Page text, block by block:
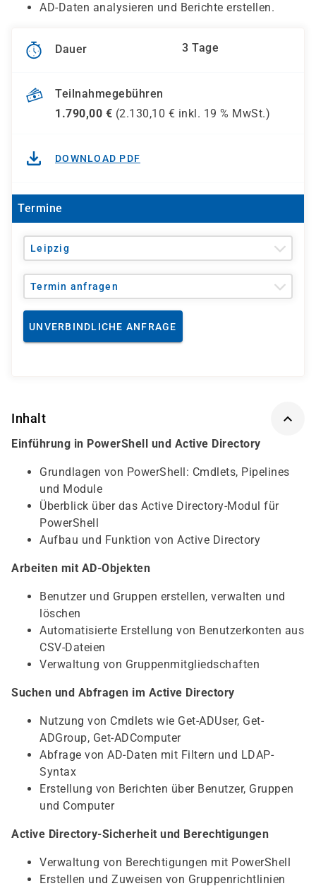
AD-Daten analysieren und Berichte erstellen.
Dauer 3 Tage
Teilnahmegebühren
1.790,00 € (2.130,10 € inkl. 19 % MwSt.)
DOWNLOAD PDF
Termine
Leipzig
Termin anfragen
UNVERBINDLICHE ANFRAGE
Inhalt
Einführung in PowerShell und Active Directory
Grundlagen von PowerShell: Cmdlets, Pipelines
und Module
Überblick über das Active Directory-Modul für
PowerShell
Aufbau und Funktion von Active Directory
Arbeiten mit AD-Objekten
Benutzer und Gruppen erstellen, verwalten und
löschen
Automatisierte Erstellung von Benutzerkonten aus
CSV-Dateien
Verwaltung von Gruppenmitgliedschaften
Suchen und Abfragen im Active Directory
Nutzung von Cmdlets wie Get-ADUser, Get-
ADGroup, Get-ADComputer
Abfrage von AD-Daten mit Filtern und LDAP-
Syntax
Erstellung von Berichten über Benutzer, Gruppen
und Computer
Active Directory-Sicherheit und Berechtigungen
Verwaltung von Berechtigungen mit PowerShell
Erstellen und Zuweisen von Gruppenrichtlinien